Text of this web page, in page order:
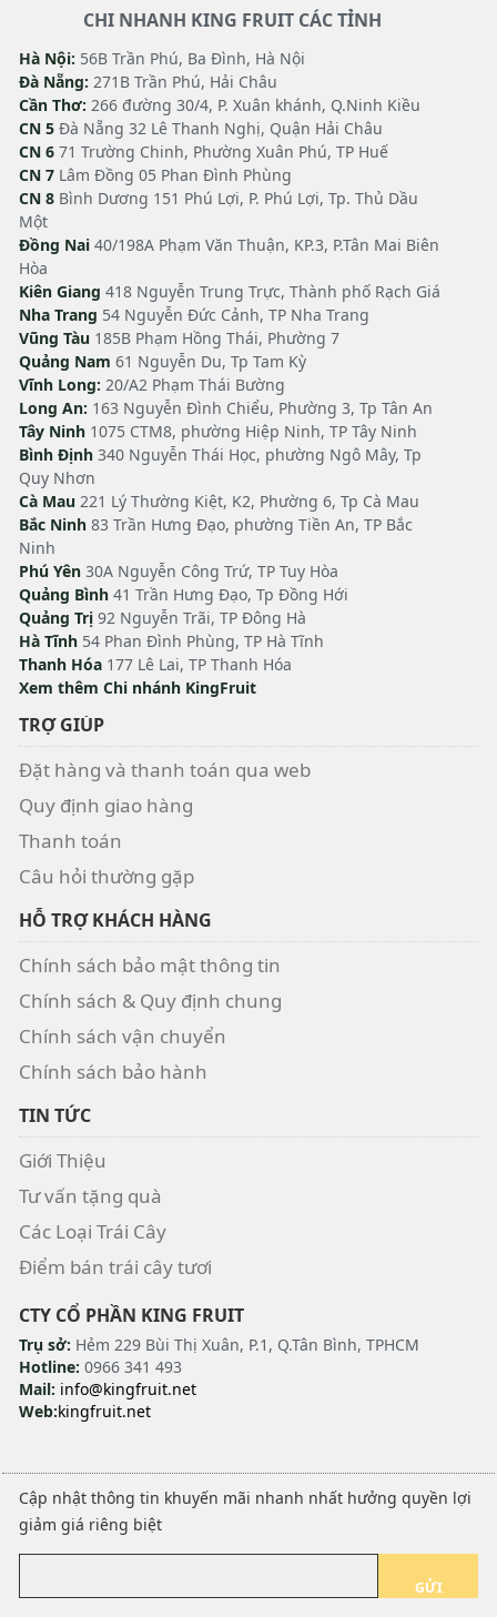
CHI NHANH KING FRUIT CÁC TỈNH
Hà Nội: 56B Trần Phú, Ba Đình, Hà Nội
Đà Nẵng: 271B Trần Phú, Hải Châu
Cần Thơ: 266 đường 30/4, P. Xuân khánh, Q.Ninh Kiều
CN 5 Đà Nẵng 32 Lê Thanh Nghị, Quận Hải Châu
CN 6 71 Trường Chinh, Phường Xuân Phú, TP Huế
CN 7 Lâm Đồng 05 Phan Đình Phùng
CN 8 Bình Dương 151 Phú Lợi, P. Phú Lợi, Tp. Thủ Dầu
Một
Đồng Nai 40/198A Phạm Văn Thuận, KP.3, P.Tân Mai Biên
Hòa
Kiên Giang 418 Nguyễn Trung Trực, Thành phố Rạch Giá
Nha Trang 54 Nguyễn Đức Cảnh, TP Nha Trang
Vũng Tàu 185B Phạm Hồng Thái, Phường 7
Quảng Nam 61 Nguyễn Du, Tp Tam Kỳ
Vĩnh Long: 20/A2 Phạm Thái Bường
Long An: 163 Nguyễn Đình Chiểu, Phường 3, Tp Tân An
Tây Ninh 1075 CTM8, phường Hiệp Ninh, TP Tây Ninh
Bình Định 340 Nguyễn Thái Học, phường Ngô Mây, Tp
Quy Nhơn
Cà Mau 221 Lý Thường Kiệt, K2, Phường 6, Tp Cà Mau
Bắc Ninh 83 Trần Hưng Đạo, phường Tiền An, TP Bắc
Ninh
Phú Yên 30A Nguyễn Công Trứ, TP Tuy Hòa
Quảng Bình 41 Trần Hưng Đạo, Tp Đồng Hới
Quảng Trị 92 Nguyễn Trãi, TP Đông Hà
Hà Tĩnh 54 Phan Đình Phùng, TP Hà Tĩnh
Thanh Hóa 177 Lê Lai, TP Thanh Hóa
Xem thêm Chi nhánh KingFruit
TRỢ GIÚP
Đặt hàng và thanh toán qua web
Quy định giao hàng
Thanh toán
Câu hỏi thường gặp
HỖ TRỢ KHÁCH HÀNG
Chính sách bảo mật thông tin
Chính sách & Quy định chung
Chính sách vận chuyển
Chính sách bảo hành
TIN TỨC
Giới Thiệu
Tư vấn tặng quà
Các Loại Trái Cây
Điểm bán trái cây tươi
CTY CỔ PHẦN KING FRUIT
Trụ sở: Hẻm 229 Bùi Thị Xuân, P.1, Q.Tân Bình, TPHCM
Hotline: 0966 341 493
Mail: info@kingfruit.net
Web:kingfruit.net
Cập nhật thông tin khuyến mãi nhanh nhất hưởng quyền lợi
giảm giá riêng biệt
GỬI